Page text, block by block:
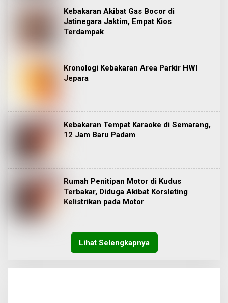
Kebakaran Akibat Gas Bocor di
Jatinegara Jaktim, Empat Kios
Terdampak
Kronologi Kebakaran Area Parkir HWI
Jepara
Kebakaran Tempat Karaoke di Semarang,
12 Jam Baru Padam
Rumah Penitipan Motor di Kudus
Terbakar, Diduga Akibat Korsleting
Kelistrikan pada Motor
Lihat Selengkapnya